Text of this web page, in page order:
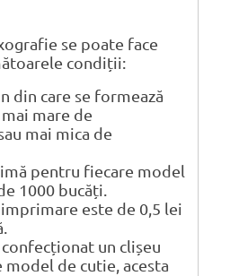
se poate face
condiții:
din care se formează
mare de
mai mica de
pentru fiecare model
1000 bucăți.
este de 0,5 lei
un clișeu
de cutie, acesta